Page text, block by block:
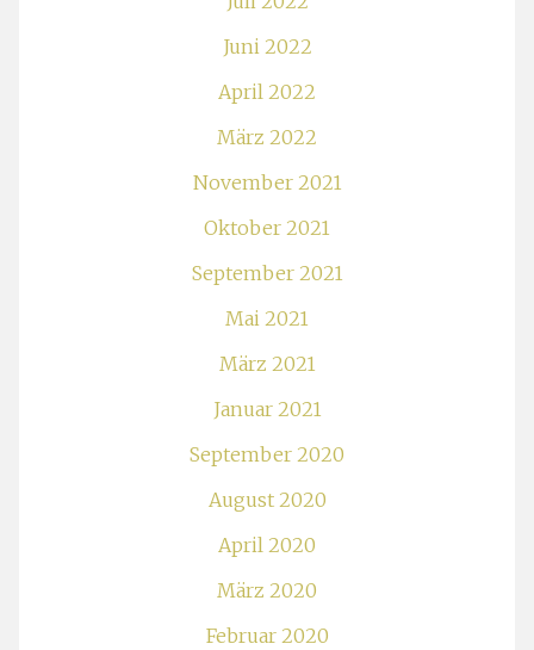
Juni 2022
April 2022
März 2022
November 2021
Oktober 2021
September 2021
Mai 2021
März 2021
Januar 2021
September 2020
August 2020
April 2020
März 2020
Februar 2020